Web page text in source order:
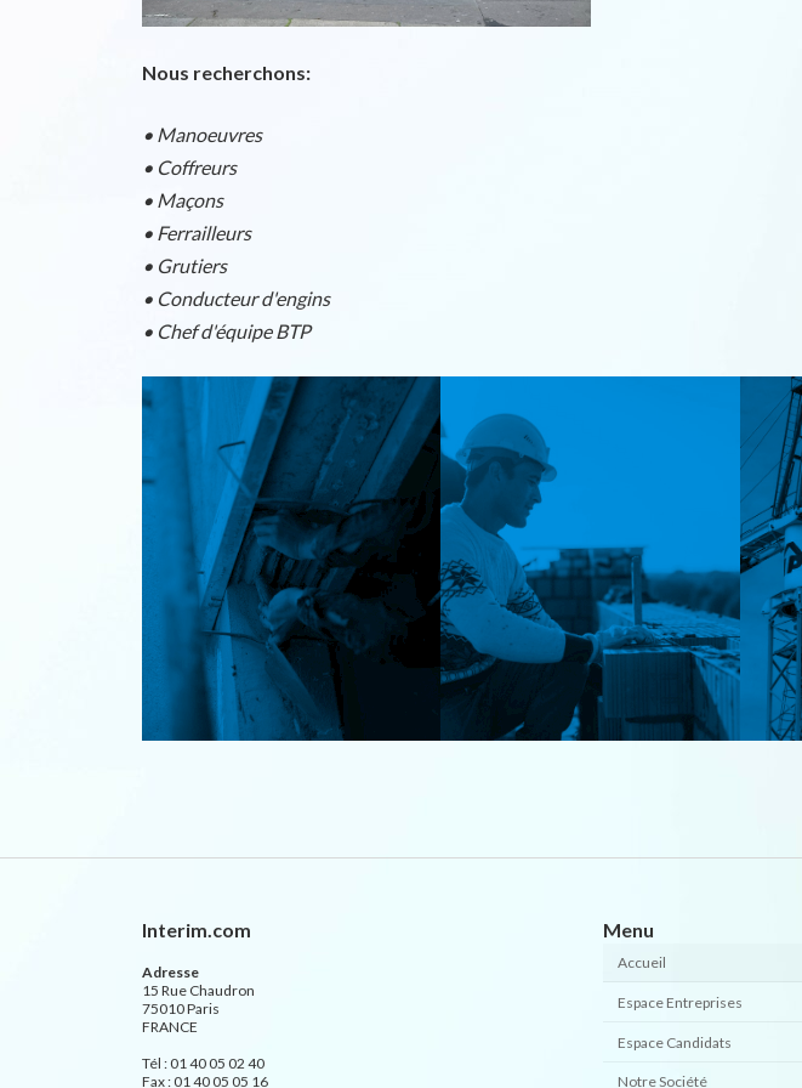
Nous recherchons:
• Manoeuvres
• Coffreurs
• Maçons
• Ferrailleurs
• Grutiers
• Conducteur d'engins
• Chef d'équipe BTP
Interim.com
Adresse
15 Rue Chaudron
75010 Paris
FRANCE
Tél : 01 40 05 02 40
Fax : 01 40 05 05 16
Menu
Accueil
Espace Entreprises
Espace Candidats
Notre Société